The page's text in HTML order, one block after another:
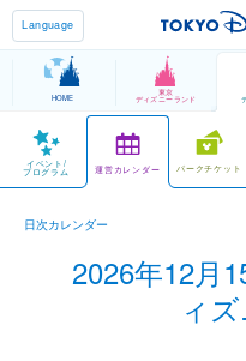
Language
HOME
東京
ディズニーランド
イベント/
プログラム 運営カレンダー パークチケット
日次カレンダー
2026年12月
ィ